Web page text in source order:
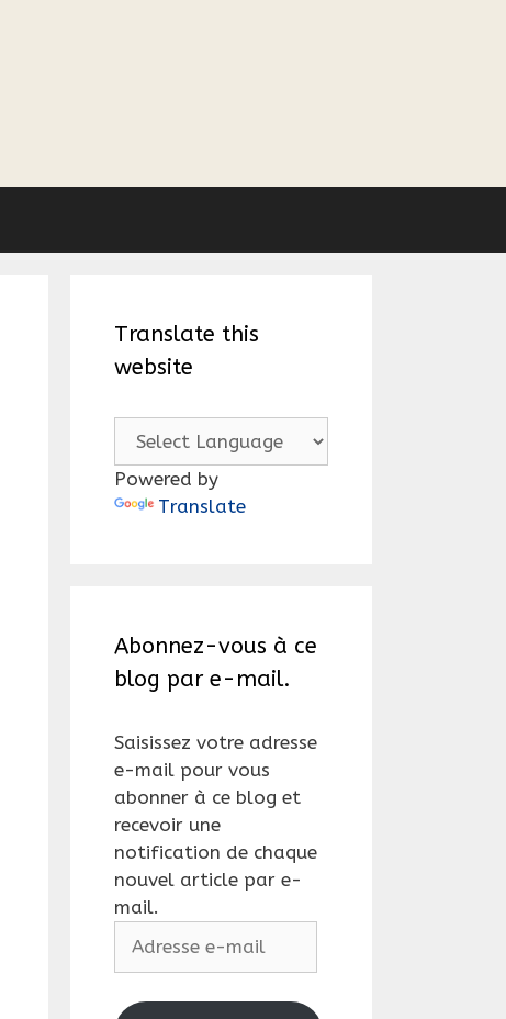
Translate this
website
Powered by
Translate
Abonnez-vous à ce
blog par e-mail.
Saisissez votre adresse
e-mail pour vous
abonner à ce blog et
recevoir une
notification de chaque
nouvel article par e-
mail.